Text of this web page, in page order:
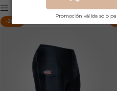
Promoción válida solo
Mostrar filtros
-20%